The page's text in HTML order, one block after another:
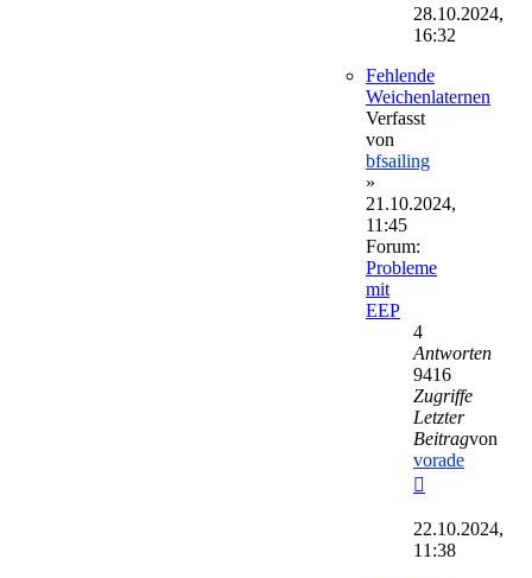
Beitrag
28.10.2024,
16:32
Fehlende
Weichenlaternen
Verfasst
von
bfsailing
»
21.10.2024,
11:45
Forum:
Probleme
mit
EEP
4
Antworten
9416
Zugriffe
Letzter
Beitragvon
vorade
Beitrag
22.10.2024,
11:38